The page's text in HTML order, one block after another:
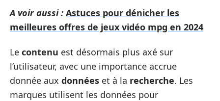
A voir aussi : Astuces pour dénicher les
meilleures offres de jeux vidéo mpg en 2024
Le contenu est désormais plus axé sur
l’utilisateur, avec une importance accrue
donnée aux données et à la recherche. Les
marques utilisent les données pour